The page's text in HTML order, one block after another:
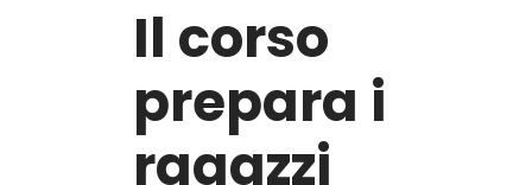
Il corso
prepara i
ragazzi